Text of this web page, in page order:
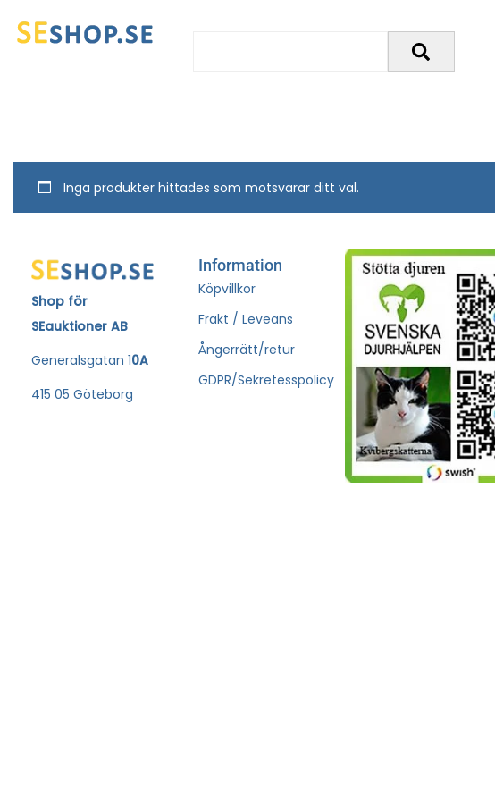
Inga produkter hittades som motsvarar ditt val.
Shop för
SEauktioner AB
Generalsgatan 10A
415 05 Göteborg
Information
Köpvillkor
Frakt / Leveans
Ångerrätt/retur
GDPR/Sekretesspolicy